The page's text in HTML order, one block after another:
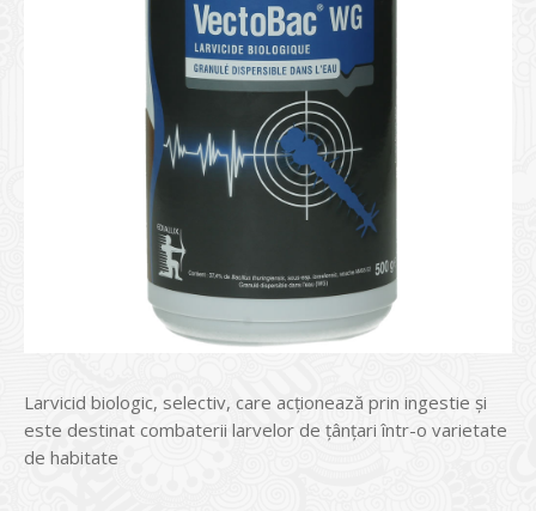
Larvicid biologic, selectiv, care acționează prin ingestie și
este destinat combaterii larvelor de țânțari într-o varietate
de habitate